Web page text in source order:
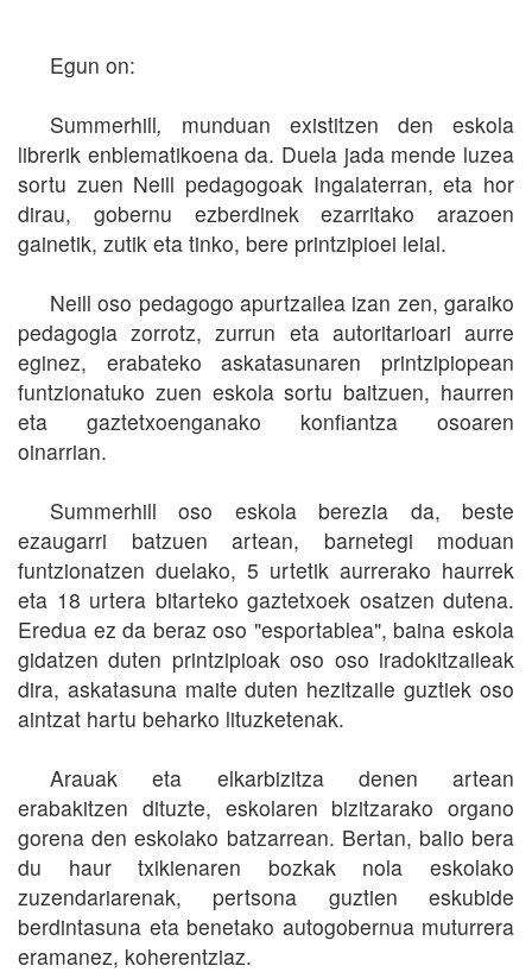
Egun on:
Summerhill, munduan existitzen den eskola
librerik enblematikoena da. Duela jada mende luzea
sortu zuen Neill pedagogoak Ingalaterran, eta hor
dirau, gobernu ezberdinek ezarritako arazoen
gainetik, zutik eta tinko, bere printzipioei leial.
Neill oso pedagogo apurtzailea izan zen, garaiko
pedagogia zorrotz, zurrun eta autoritarioari aurre
eginez, erabateko askatasunaren printzipiopean
funtzionatuko zuen eskola sortu baitzuen, haurren
eta gaztetxoenganako konfiantza osoaren
oinarrian.
Summerhill oso eskola berezia da, beste
ezaugarri batzuen artean, barnetegi moduan
funtzionatzen duelako, 5 urtetik aurrerako haurrek
eta 18 urtera bitarteko gaztetxoek osatzen dutena.
Eredua ez da beraz oso "esportablea", baina eskola
gidatzen duten printzipioak oso oso iradokitzaileak
dira, askatasuna maite duten hezitzaile guztiek oso
aintzat hartu beharko lituzketenak.
Arauak eta elkarbizitza denen artean
erabakitzen dituzte, eskolaren bizitzarako organo
gorena den eskolako batzarrean. Bertan, balio bera
du haur txikienaren bozkak nola eskolako
zuzendariarenak, pertsona guztien eskubide
berdintasuna eta benetako autogobernua muturrera
eramanez, koherentziaz.